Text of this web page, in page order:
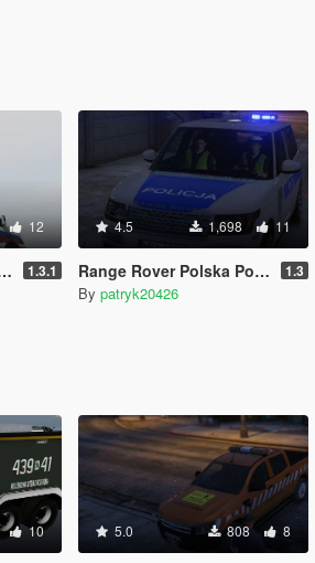
12
1.3.1
4.5 1,698 11
Range Rover Polska Policja [Faza Testów] 1.3
By patryk20426
10 5.0 808 8